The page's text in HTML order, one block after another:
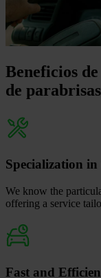
Beneficios
de
Specialization
We know the
offering a service
Fast and